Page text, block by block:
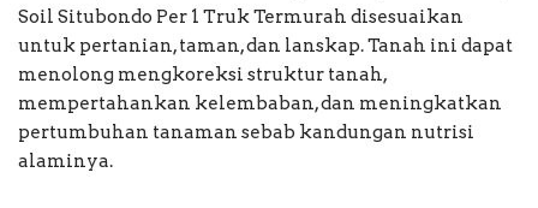
Soil Situbondo Per 1 Truk Termurah disesuaikan
untuk pertanian, taman, dan lanskap. Tanah ini dapat
menolong mengkoreksi struktur tanah,
mempertahankan kelembaban, dan meningkatkan
pertumbuhan tanaman sebab kandungan nutrisi
alaminya.